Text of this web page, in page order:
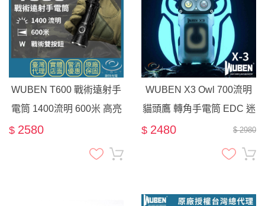
WUBEN T600 戰術遠射手
電筒 1400流明 600米 高亮
攻擊頭 戰術雙按鈕 附三色
濾鏡片 巡邏
$ 2580
WUBEN X3 Owl 700流明
貓頭鷹 轉角手電筒 EDC 迷
你 紅光 夜光磁吸 OLED 無
線充電 戶外 夜跑 騎行
$ 2980
$ 2480